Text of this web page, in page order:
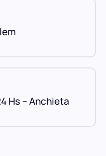
Hs – Anchieta